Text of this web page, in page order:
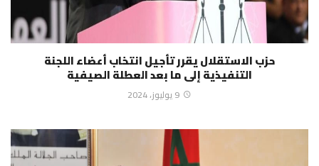
حزب الاستقلال يقرر تأجيل انتخاب أعضاء اللجنة
التنفيذية إلى ما بعد العطلة الصيفية
9 يوليوز، 2024